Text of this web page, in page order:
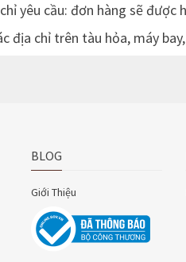
yêu cầu: đơn hàng sẽ được
địa chỉ trên tàu hỏa, máy
BLOG
Giới Thiệu